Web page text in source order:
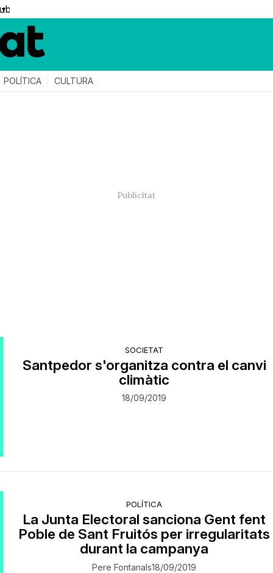
▼
POLÍTICA CULTURA
SOCIETAT
Santpedor s'organitza contra el canvi
climàtic
18/09/2019
POLÍTICA
La Junta Electoral sanciona Gent fent
Poble de Sant Fruitós per irregularitats
durant la campanya
Pere Fontanals18/09/2019